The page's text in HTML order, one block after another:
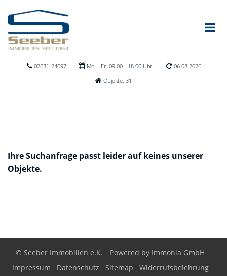
02631-24097 Mo. - Fr. 09.00 - 18.00 Uhr
06.08.2026
Objekte: 31
Ihre Suchanfrage passt leider auf keines unserer
Objekte.
© Seeber Immobilien e.K. Powered by Immonia GmbH
Impressum
Datenschutz Sitemap Widerrufsbelehrung